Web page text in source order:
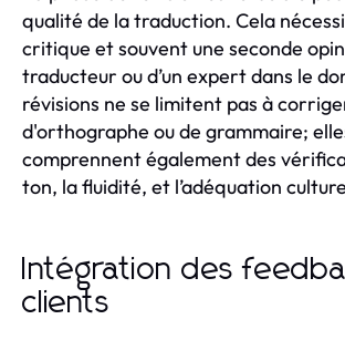
qualité de la traduction. Cela
critique et souvent une seconde
traducteur ou d’un expert dans le
révisions ne se limitent pas à
d'orthographe ou de grammaire;
comprennent également des
ton, la fluidité, et l’adéquation
Intégration des
clients